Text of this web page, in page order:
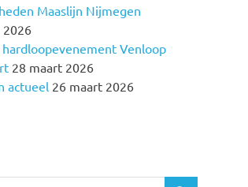
Maaslijn Nijmegen
2026
Venloop
28 maart 2026
actueel 26 maart 2026